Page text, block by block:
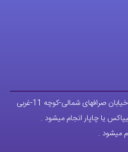
یا چاپار انجام میشود .
میشود .